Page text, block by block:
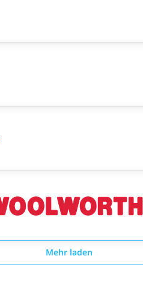
Mehr laden